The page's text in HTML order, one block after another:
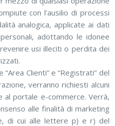
con l’ausilio di processi
analogica, applicate ai dati
adottando le idonee
usi illeciti o perdita dei
Clienti” e “Registrati” del
verranno richiesti alcuni
al portale e-commerce. Verrà,
alle finalità di marketing
di cui alle lettere p) e r) del